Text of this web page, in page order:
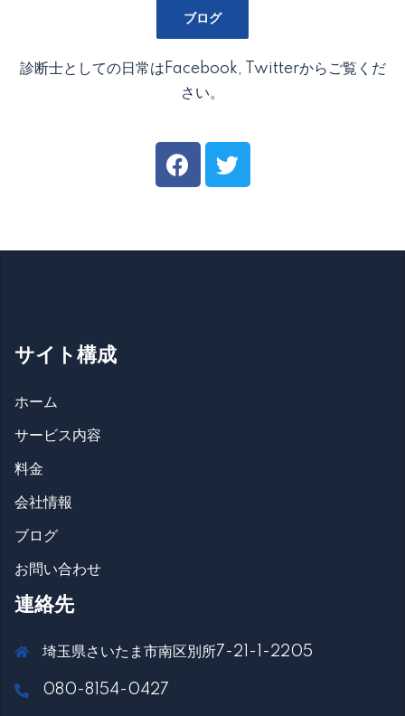
ブログ
診断士としての日常はFacebook, Twitterからご覧くだ
さい。
サイト構成
ホーム
サービス内容
料金
会社情報
ブログ
お問い合わせ
連絡先
埼玉県さいたま市南区別所7-21-1-2205
080-8154-0427